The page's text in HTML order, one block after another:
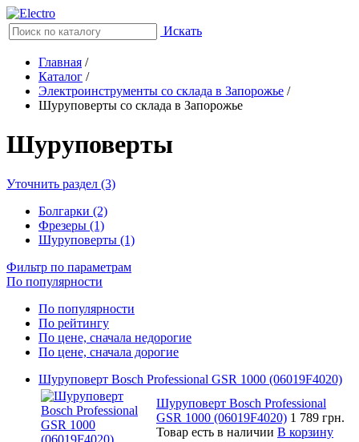
Искать
Главная /
Каталог /
Электроинструменты со склада в Запорожье /
Шуруповерты со склада в Запорожье
Шуруповерты
Уточнить раздел (3)
Болгарки (2)
Фрезеры (1)
Шуруповерты (1)
Фильтр по параметрам
По популярности
По популярности
По рейтингу
По цене, сначала недорогие
По цене, сначала дорогие
Шуруповерт Bosch Professional GSR 1000 (06019F4020)
Шуруповерт Bosch Professional
GSR 1000 (06019F4020) 1 789 грн.
Товар есть в наличии В корзину